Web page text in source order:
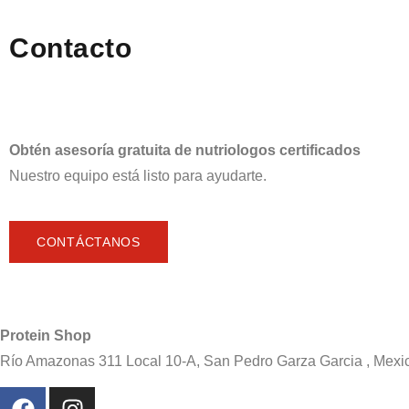
Contacto
Obtén asesoría gratuita de nutriologos certificados
Nuestro equipo está listo para ayudarte.
CONTÁCTANOS
Protein Shop
Río Amazonas 311 Local 10-A, San Pedro Garza Garcia ,